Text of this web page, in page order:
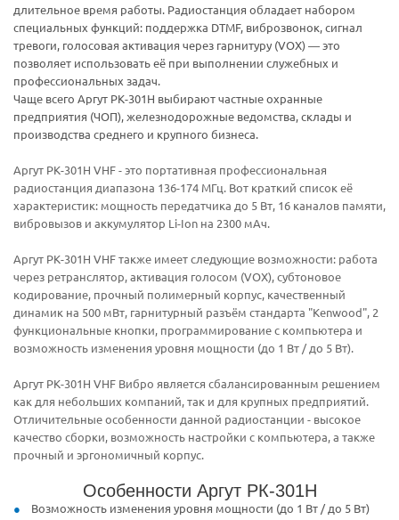
длительное время работы. Радиостанция обладает набором
специальных функций: поддержка DTMF, виброзвонок, сигнал
тревоги, голосовая активация через гарнитуру (VOX) ― это
позволяет использовать её при выполнении служебных и
профессиональных задач.
Чаще всего Аргут РК-301Н выбирают частные охранные
предприятия (ЧОП), железнодорожные ведомства, склады и
производства среднего и крупного бизнеса.
Аргут РК-301Н VHF - это портативная профессиональная
радиостанция диапазона 136-174 МГц. Вот краткий список её
характеристик: мощность передатчика до 5 Вт, 16 каналов памяти,
вибровызов и аккумулятор Li-Ion на 2300 мАч.
Аргут РК-301Н VHF также имеет следующие возможности: работа
через ретранслятор, активация голосом (VOX), субтоновое
кодирование, прочный полимерный корпус, качественный
динамик на 500 мВт, гарнитурный разъём стандарта "Kenwood", 2
функциональные кнопки, программирование с компьютера и
возможность изменения уровня мощности (до 1 Вт / до 5 Вт).
Аргут РК-301Н VHF Вибро является сбалансированным решением
как для небольших компаний, так и для крупных предприятий.
Отличительные особенности данной радиостанции - высокое
качество сборки, возможность настройки с компьютера, а также
прочный и эргономичный корпус.
Особенности Аргут РК-301Н
Возможность изменения уровня мощности (до 1 Вт / до 5 Вт)